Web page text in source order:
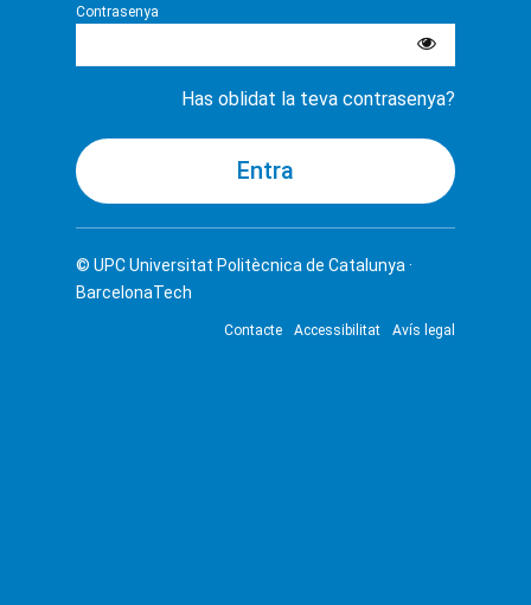
Contrasenya
Has oblidat la teva contrasenya?
© UPCUniversitat Politècnica de Catalunya ·
BarcelonaTech
Contacte Accessibilitat Avís legal